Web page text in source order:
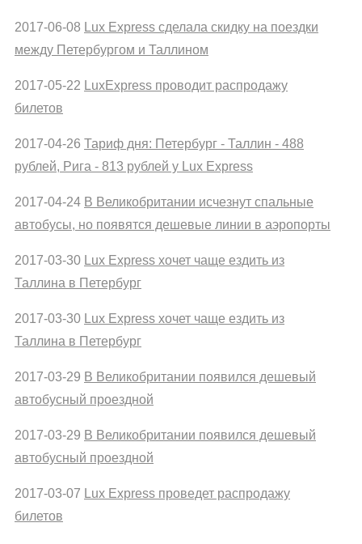
2017-06-08 Lux Express сделала скидку на поездки
между Петербургом и Таллином
2017-05-22 LuxExpress проводит распродажу
билетов
2017-04-26 Тариф дня: Петербург - Таллин - 488
рублей, Рига - 813 рублей у Lux Express
2017-04-24 В Великобритании исчезнут спальные
автобусы, но появятся дешевые линии в аэропорты
2017-03-30 Lux Express хочет чаще ездить из
Таллина в Петербург
2017-03-30 Lux Express хочет чаще ездить из
Таллина в Петербург
2017-03-29 В Великобритании появился дешевый
автобусный проездной
2017-03-29 В Великобритании появился дешевый
автобусный проездной
2017-03-07 Lux Express проведет распродажу
билетов